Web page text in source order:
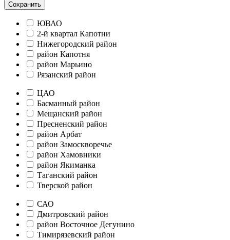
Сохранить
ЮВАО
2-й квартал Капотни
Нижегородский район
район Капотня
район Марьино
Рязанский район
ЦАО
Басманный район
Мещанский район
Пресненский район
район Арбат
район Замоскворечье
район Хамовники
район Якиманка
Таганский район
Тверской район
САО
Дмитровский район
район Восточное Дегунино
Тимирязевский район